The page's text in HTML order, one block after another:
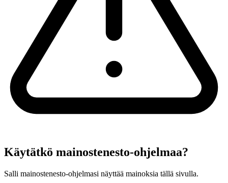
Käytätkö mainostenesto-ohjelmaa?
Salli mainostenesto-ohjelmasi näyttää mainoksia tällä sivulla.